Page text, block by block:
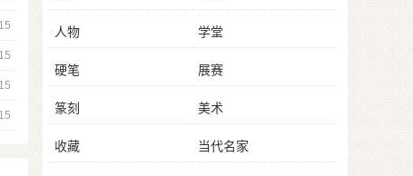
人物 学堂
硬笔 展赛
篆刻 美术
收藏 当代名家